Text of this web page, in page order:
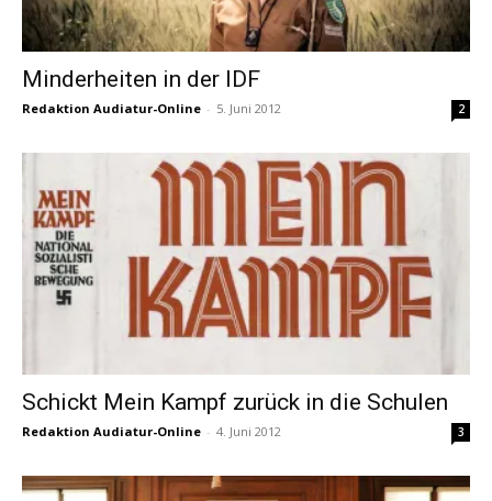
Minderheiten in der IDF
Redaktion Audiatur-Online - 5. Juni 2012 2
Schickt Mein Kampf zurück in die Schulen
Redaktion Audiatur-Online - 4. Juni 2012 3